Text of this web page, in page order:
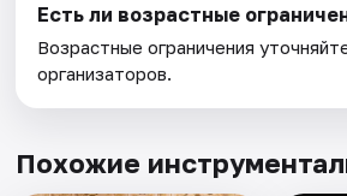
Есть ли возрастные
Возрастные ограничения
организаторов.
Похожие